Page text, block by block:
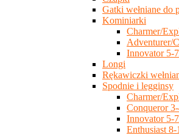
Gatki wełniane do
Kominiarki
Charmer/
Adventurer/
Innovator 5-
Longi
Rękawiczki
Spodnie i legginsy
Charmer/
Conqueror
Innovator 5-
Enthusiast 8-